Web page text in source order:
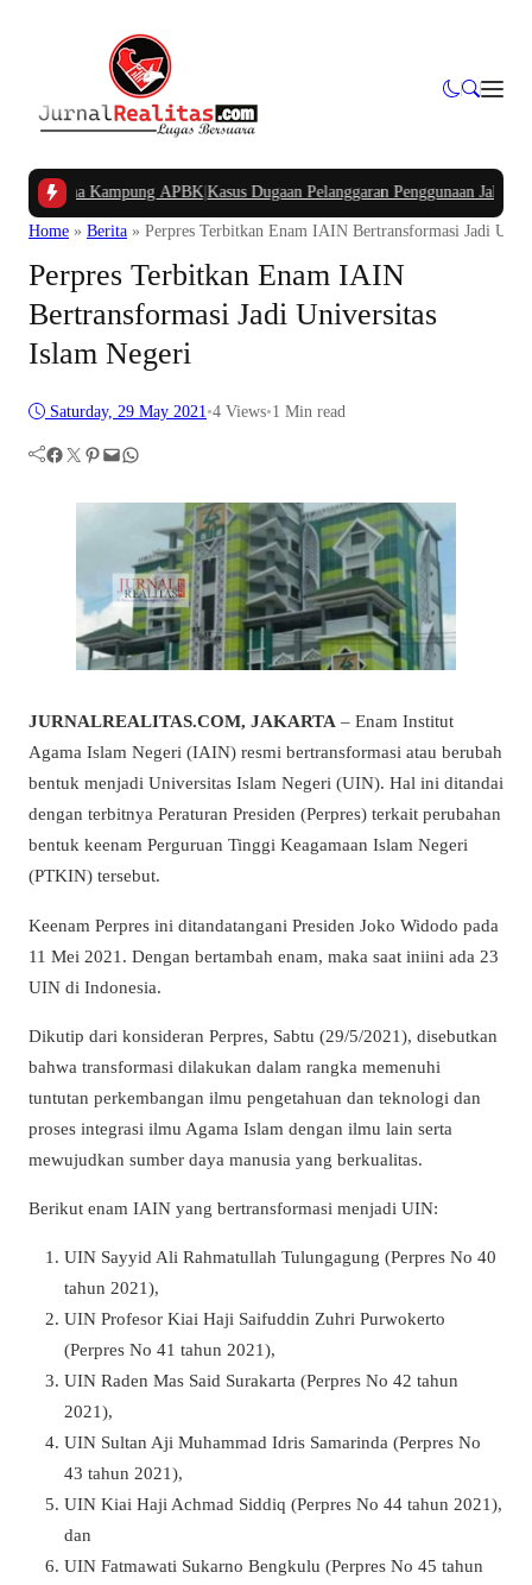
Dana Kampung APBK|Kasus Dugaan Pelanggaran Penggunaan Jalur Utilitas
Home » Berita » Perpres Terbitkan Enam IAIN Bertransformasi Jadi
Perpres Terbitkan Enam IAIN
Bertransformasi Jadi Universitas
Islam Negeri
Saturday, 29 May 2021•4 Views•1 Min read
Facebook Twitter Pinterest Mail WhatsApp
JURNALREALITAS.COM, JAKARTA – Enam Institut
Agama Islam Negeri (IAIN) resmi bertransformasi atau berubah
bentuk menjadi Universitas Islam Negeri (UIN). Hal ini ditandai
dengan terbitnya Peraturan Presiden (Perpres) terkait perubahan
bentuk keenam Perguruan Tinggi Keagamaan Islam Negeri
(PTKIN) tersebut.
Keenam Perpres ini ditandatangani Presiden Joko Widodo pada
11 Mei 2021. Dengan bertambah enam, maka saat iniini ada 23
UIN di Indonesia.
Dikutip dari konsideran Perpres, Sabtu (29/5/2021), disebutkan
bahwa transformasi dilakukan dalam rangka memenuhi
tuntutan perkembangan ilmu pengetahuan dan teknologi dan
proses integrasi ilmu Agama Islam dengan ilmu lain serta
mewujudkan sumber daya manusia yang berkualitas.
Berikut enam IAIN yang bertransformasi menjadi UIN:
UIN Sayyid Ali Rahmatullah Tulungagung (Perpres No 40
tahun 2021),
UIN Profesor Kiai Haji Saifuddin Zuhri Purwokerto
(Perpres No 41 tahun 2021),
UIN Raden Mas Said Surakarta (Perpres No 42 tahun
2021),
UIN Sultan Aji Muhammad Idris Samarinda (Perpres No
43 tahun 2021),
UIN Kiai Haji Achmad Siddiq (Perpres No 44 tahun 2021),
dan
UIN Fatmawati Sukarno Bengkulu (Perpres No 45 tahun